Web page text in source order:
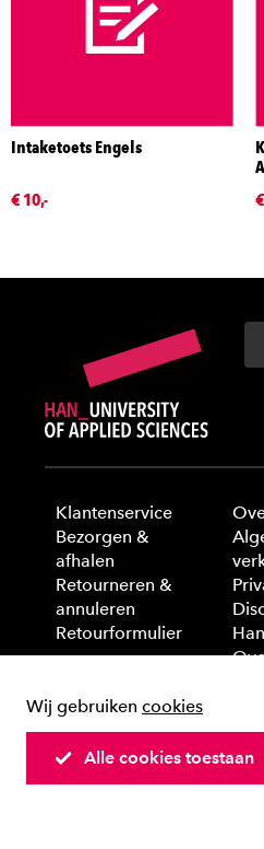
Intaketoets Engels
€ 10,-
Klantenservice
Bezorgen &
afhalen
Retourneren &
annuleren
Retourformulier
Wij gebruiken cookies
Alle cookies toestaan